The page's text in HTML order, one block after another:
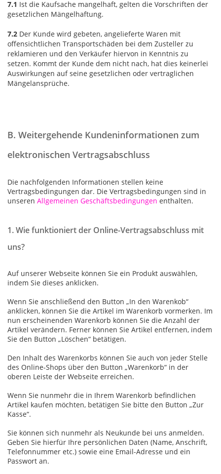
7.1 Ist die Kaufsache mangelhaft, gelten die Vorschriften der
gesetzlichen Mängelhaftung.
7.2 Der Kunde wird gebeten, angelieferte Waren mit
offensichtlichen Transportschäden bei dem Zusteller zu
reklamieren und den Verkäufer hiervon in Kenntnis zu
setzen. Kommt der Kunde dem nicht nach, hat dies keinerlei
Auswirkungen auf seine gesetzlichen oder vertraglichen
Mängelansprüche.
B. Weitergehende Kundeninformationen zum
elektronischen Vertragsabschluss
Die nachfolgenden Informationen stellen keine
Vertragsbedingungen dar. Die Vertragsbedingungen sind in
unseren Allgemeinen Geschäftsbedingungen enthalten.
1. Wie funktioniert der Online-Vertragsabschluss mit
uns?
Auf unserer Webseite können Sie ein Produkt auswählen,
indem Sie dieses anklicken.
Wenn Sie anschließend den Button „In den Warenkob“
anklicken, können Sie die Artikel im Warenkorb vormerken. Im
nun erscheinenden Warenkorb können Sie die Anzahl der
Artikel verändern. Ferner können Sie Artikel entfernen, indem
Sie den Button „Löschen“ betätigen.
Den Inhalt des Warenkorbs können Sie auch von jeder Stelle
des Online-Shops über den Button „Warenkorb“ in der
oberen Leiste der Webseite erreichen.
Wenn Sie nunmehr die in Ihrem Warenkorb befindlichen
Artikel kaufen möchten, betätigen Sie bitte den Button „Zur
Kasse“.
Sie können sich nunmehr als Neukunde bei uns anmelden.
Geben Sie hierfür Ihre persönlichen Daten (Name, Anschrift,
Telefonnummer etc.) sowie eine Email-Adresse und ein
Passwort an.